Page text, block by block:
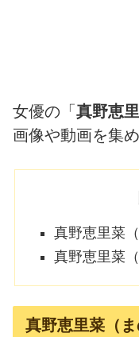
女優の「 真野恵
画像や動画を集
真野恵里菜
真野恵里菜
真野恵里菜（